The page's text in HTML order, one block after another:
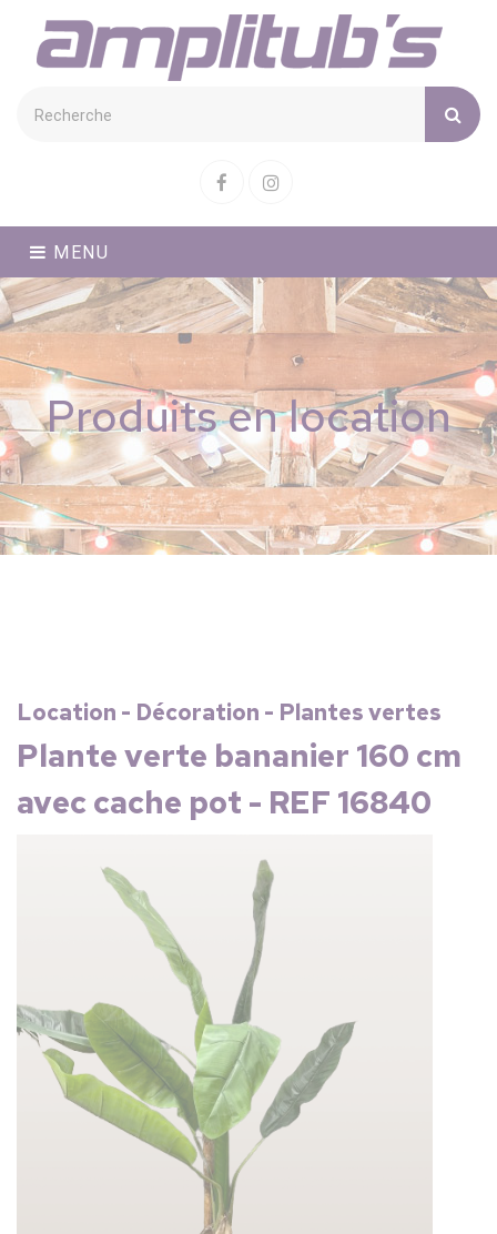
FacebookInstagram
MENU
Produits en location
Location - Décoration - Plantes vertes
Plante verte bananier 160 cm
avec cache pot - REF 16840
Cookies management panel